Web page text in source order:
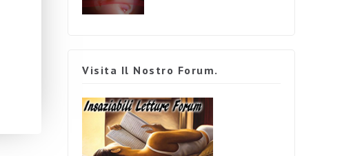
Visita Il Nostro Forum.